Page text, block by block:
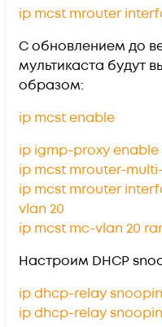
ip mcst mrouter
С обновлением до
мультикаста будут
образом:
ip mcst enable
ip igmp-proxy enable
ip mcst mrouter-
ip mcst mrouter
vlan 20
ip mcst mc-vlan 20
Настроим DHCP
ip dhcp-relay
ip dhcp-relay